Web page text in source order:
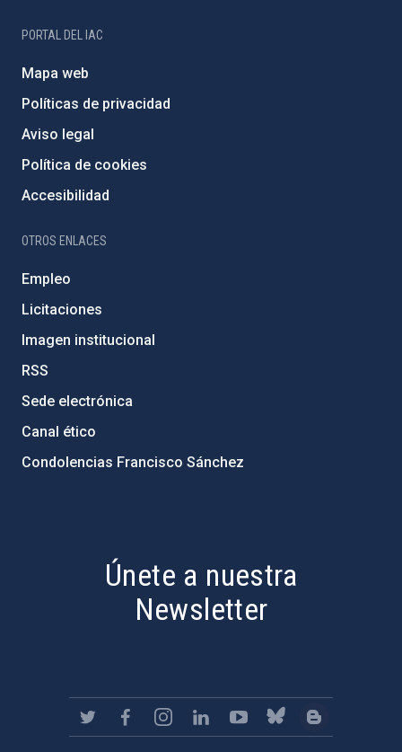
PORTAL DEL IAC
Mapa web
Políticas de privacidad
Aviso legal
Política de cookies
Accesibilidad
OTROS ENLACES
Empleo
Licitaciones
Imagen institucional
RSS
Sede electrónica
Canal ético
Condolencias Francisco Sánchez
Únete a nuestra
Newsletter